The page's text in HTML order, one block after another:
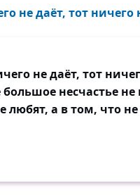
не даёт, тот
не даёт, тот
несчастье не
любят, а в том, что